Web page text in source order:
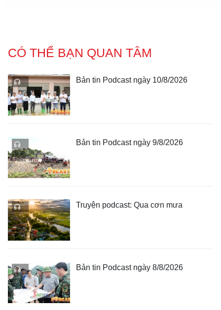
CÓ THỂ BẠN QUAN TÂM
Bản tin Podcast ngày 10/8/2026
Bản tin Podcast ngày 9/8/2026
Truyện podcast: Qua cơn mưa
Bản tin Podcast ngày 8/8/2026